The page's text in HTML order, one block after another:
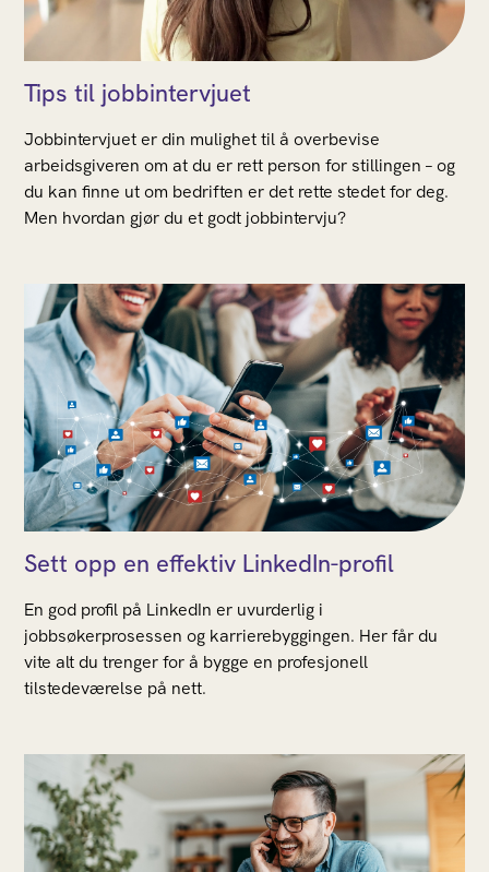
Tips til jobbintervjuet
Jobbintervjuet er din mulighet til å overbevise
arbeidsgiveren om at du er rett person for stillingen – og
du kan finne ut om bedriften er det rette stedet for deg.
Men hvordan gjør du et godt jobbintervju?
Sett opp en effektiv LinkedIn-profil
En god profil på LinkedIn er uvurderlig i
jobbsøkerprosessen og karrierebyggingen. Her får du
vite alt du trenger for å bygge en profesjonell
tilstedeværelse på nett.